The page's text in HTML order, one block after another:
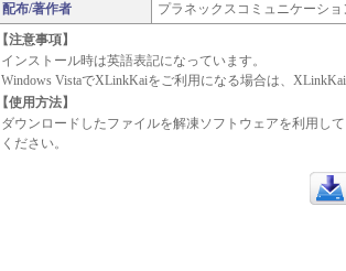
配布/著作者
プラネックスコミュニケーシ
【注意事項】
インストール時は英語表記になっています。
Windows VistaでXLinkKaiをご利用になる場合は、
【使用方法】
ダウンロードしたファイルを解凍ソフトウェアを利用し
ください。